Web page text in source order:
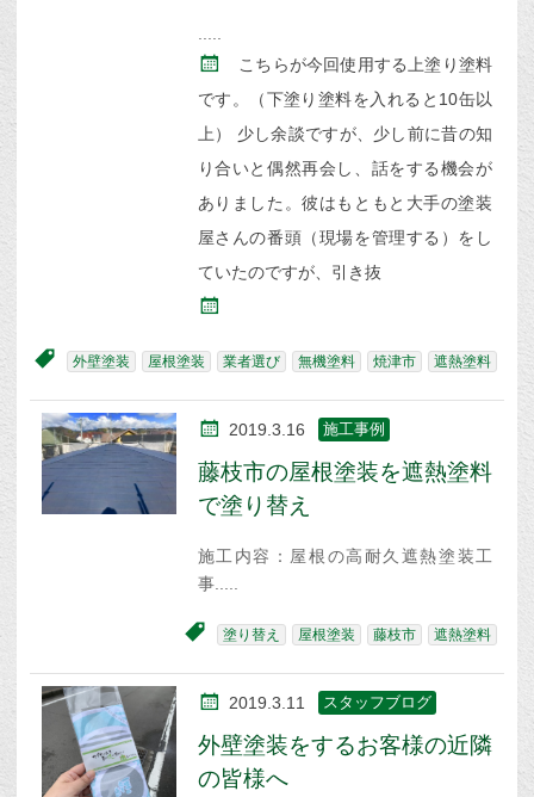
こちらが今回使用する上塗り塗料
です。（下塗り塗料を入れると10缶以
上） 少し余談ですが、少し前に昔の知
り合いと偶然再会し、話をする機会が
ありました。彼はもともと大手の塗装
屋さんの番頭（現場を管理する）をし
ていたのですが、引き抜
外壁塗装 屋根塗装 業者選び 無機塗料 焼津市 遮熱塗料
2019.3.16 施工事例
藤枝市の屋根塗装を遮熱塗料
で塗り替え
施工内容：屋根の高耐久遮熱塗装工
事
塗り替え 屋根塗装 藤枝市 遮熱塗料
2019.3.11 スタッフブログ
外壁塗装をするお客様の近隣
の皆様へ